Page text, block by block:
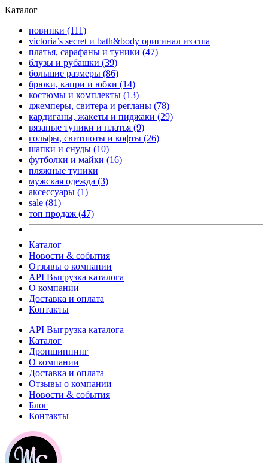
Каталог
новинки (111)
victoria’s secret и bath&body оригинал из сша
платья, сарафаны и туники (47)
блузы и рубашки (39)
большие размеры (86)
брюки, капри и юбки (14)
костюмы и комплекты (13)
джемперы, свитера и регланы (78)
кардиганы, жакеты и пиджаки (29)
вязаные туники и платья (9)
гольфы, свитшоты и кофты (26)
шапки и снуды (10)
футболки и майки (16)
пляжные туники
мужская одежда (3)
аксессуары (1)
sale (81)
топ продаж (47)
Каталог
Новости & события
Отзывы о компании
API Выгрузка каталога
О компании
Доставка и оплата
Контакты
API Выгрузка каталога
Каталог
Дропшиппинг
О компании
Доставка и оплата
Отзывы о компании
Новости & события
Блог
Контакты